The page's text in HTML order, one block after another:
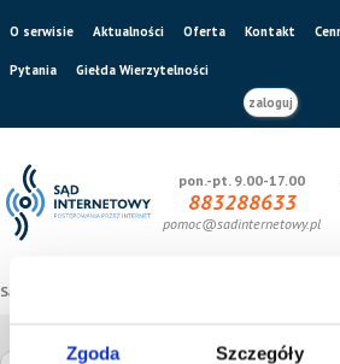
Zgoda Szczegóły
O serwisie Aktualności Oferta Kontakt
Pytania
Giełda Wierzytelności
zaloguj
pon.-pt. 9.00-17.00
883288633
pomoc@sadinternetowy.pl
Sąd internetowy